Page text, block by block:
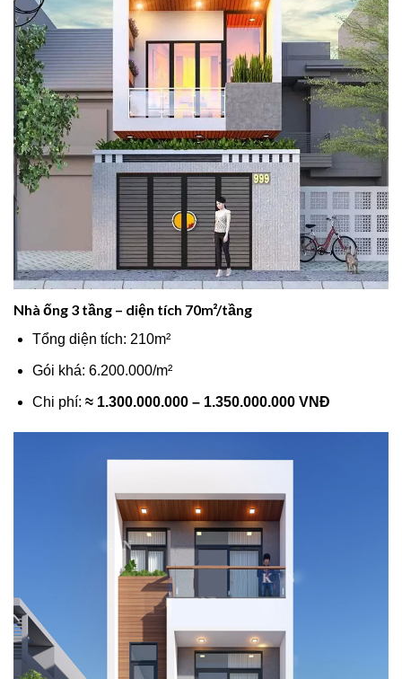
Nhà ống 3 tầng – diện tích 70m²/tầng
Tổng diện tích: 210m²
Gói khá: 6.200.000/m²
Chi phí: ≈ 1.300.000.000 – 1.350.000.000 VNĐ